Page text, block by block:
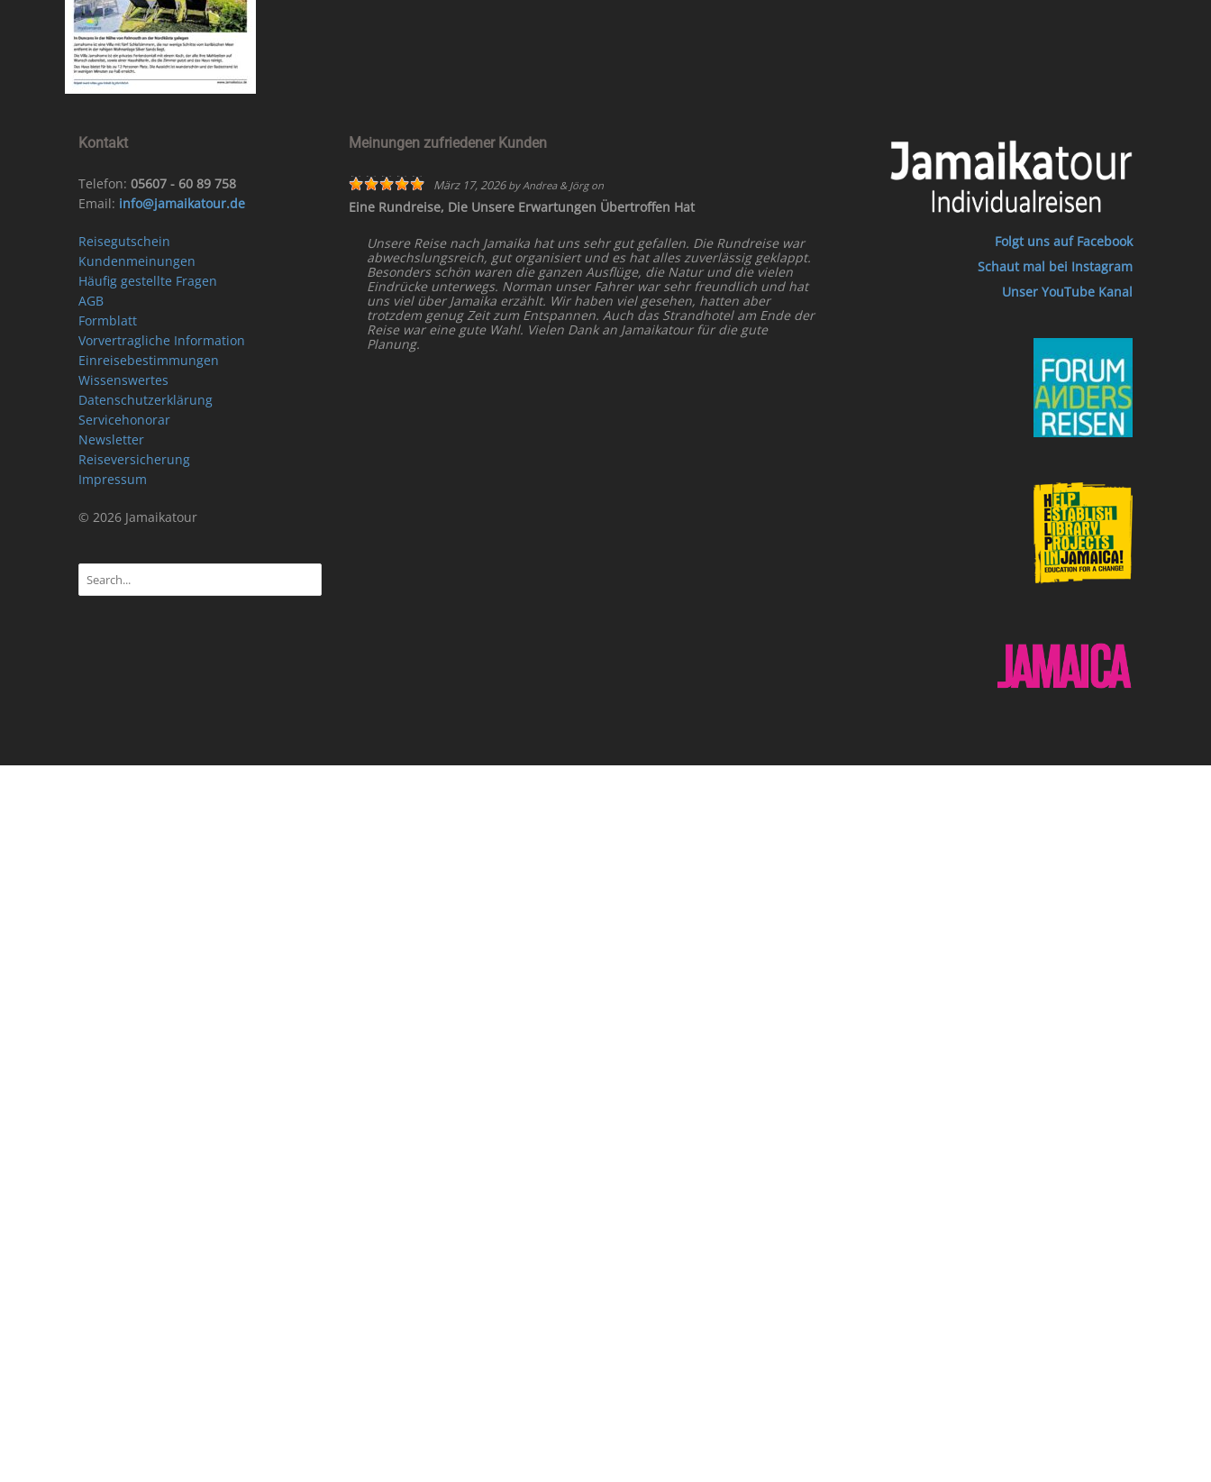
Kontakt
Telefon: 05607 - 60 89 758
Email: info@jamaikatour.de
Reisegutschein
Kundenmeinungen
Häufig gestellte Fragen
AGB
Formblatt
Vorvertragliche Information
Einreisebestimmungen
Wissenswertes
Datenschutzerklärung
Servicehonorar
Newsletter
Reiseversicherung
Impressum
© 2026 Jamaikatour
Meinungen zufriedener Kunden
März 17, 2026byAndrea & Jörgon
Eine Rundreise, Die Unsere Erwartungen Übertroffen Hat
Unsere Reise nach Jamaika hat uns sehr gut gefallen. Die Rundreise war
abwechslungsreich, gut organisiert und es hat alles zuverlässig geklappt.
Besonders schön waren die ganzen Ausflüge, die Natur und die vielen
Eindrücke unterwegs. Norman unser Fahrer war sehr freundlich und hat
uns viel über Jamaika erzählt. Wir haben viel gesehen, hatten aber
trotzdem genug Zeit zum Entspannen. Auch das Strandhotel am Ende der
Reise war eine gute Wahl. Vielen Dank an Jamaikatour für die gute
Planung.
Folgt uns auf Facebook
Schaut mal bei Instagram
Unser YouTube Kanal